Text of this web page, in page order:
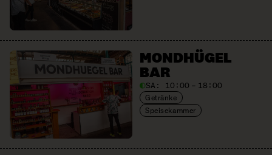
MONDHÜGEL
BAR
SA: 10:00 – 18:00
Getränke
Speisekammer